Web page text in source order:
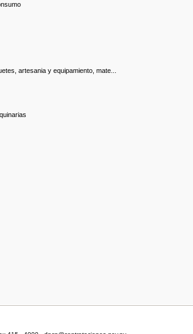
artesania y equipamiento, mate...